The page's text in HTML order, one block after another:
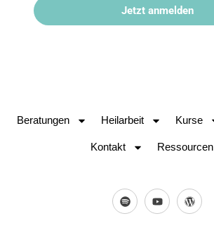
Jetzt anmelden
Beratungen Heilarbeit Kurse
Kontakt Ressourcen